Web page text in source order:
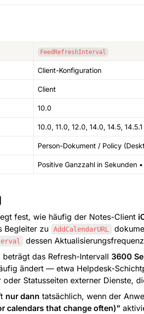
FeedRefreshInterval
Client-Konfiguration
Client
10.0
10.0, 11.0, 12.0, 14.0, 14.5, 14.5.1
Person-Dokument / Policy
Positive Ganzzahl in Sekunden
fest, wie häufig der Notes-Client
Begleiter zu
AddCalendarURL
dessen
das Refresh-Intervall 3600
ändert — etwa Helpdesk-
Statusseiten externer Dienste,
nur dann tatsächlich, wenn der
calendars that change often)"